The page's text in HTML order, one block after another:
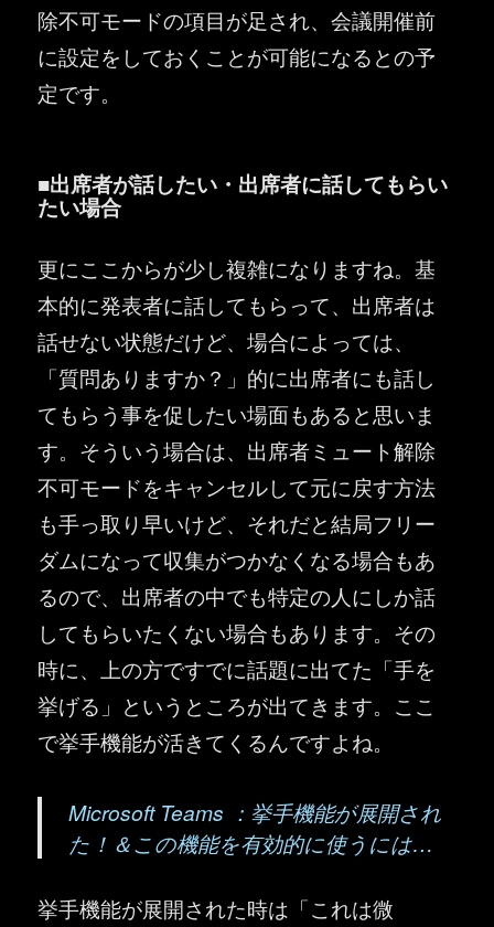
除不可モードの項目が足され、会議開催前
に設定をしておくことが可能になるとの予
定です。
■出席者が話したい・出席者に話してもらい
たい場合
更にここからが少し複雑になりますね。基
本的に発表者に話してもらって、出席者は
話せない状態だけど、場合によっては、
「質問ありますか？」的に出席者にも話し
てもらう事を促したい場面もあると思いま
す。そういう場合は、出席者ミュート解除
不可モードをキャンセルして元に戻す方法
も手っ取り早いけど、それだと結局フリー
ダムになって収集がつかなくなる場合もあ
るので、出席者の中でも特定の人にしか話
してもらいたくない場合もあります。その
時に、上の方ですでに話題に出てた「手を
挙げる」というところが出てきます。ここ
で挙手機能が活きてくるんですよね。
Microsoft Teams ：挙手機能が展開され
た！＆この機能を有効的に使うには…
挙手機能が展開された時は「これは微